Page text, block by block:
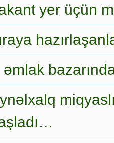
yer üçün
əmlak